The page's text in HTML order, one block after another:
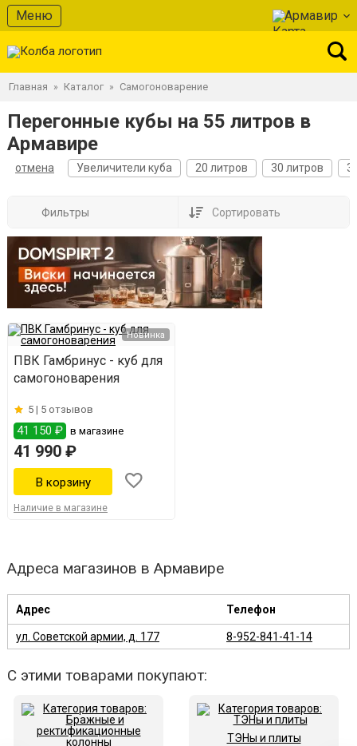
Меню Армавир
Главная » Каталог » Самогоноварение
Перегонные кубы на 55 литров в
Армавире
отмена Увеличители куба 20 литров 30 литров
Фильтры Сортировать
Новинка
ПВК Гамбринус - куб для
самогоноварения
5 | 5 отзывов
41 150 ₽ в магазине
41 990 ₽
Наличие в магазине
Адреса магазинов в Армавире
Адрес Телефон
ул. Советской армии, д. 177 8-952-841-41-14
С этими товарами покупают:
ТЭНы и плиты